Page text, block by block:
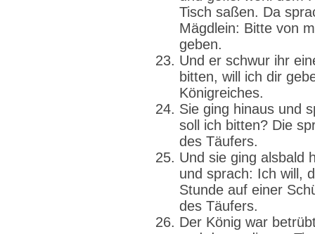
Tisch saßen. Da
Mägdlein: Bitte von
geben.
Und er schwur ihr
bitten, will ich dir
Königreiches.
Sie ging hinaus und
soll ich bitten? Die
des Täufers.
Und sie ging alsbald
und sprach: Ich will,
Stunde auf einer
des Täufers.
Der König war